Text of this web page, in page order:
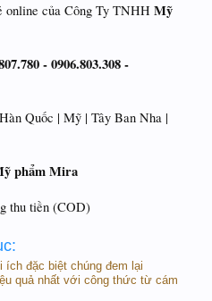
online của Công Ty TNHH Mỹ
- 0906.803.308 -
Quốc | Mỹ | Tây Ban Nha |
phẩm Mira
thu tiền (COD)
ích đặc biệt chúng đem lại
quả nhất với công thức từ cám